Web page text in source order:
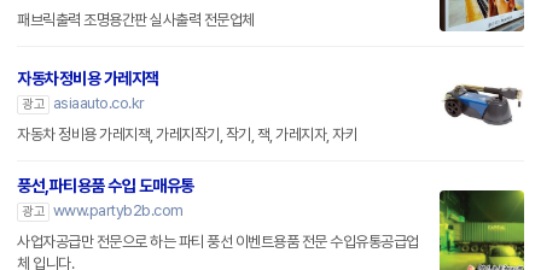
패브릭출력 조명용간판 실사출력 전문업체
자동차정비용 가레지잭
광고
asiaauto.co.kr
자동차 정비용 가레지잭, 가레지작기, 작기, 잭, 가레지자, 자키
풍선,파티용품 수입 도매유통
광고 www.partyb2b.com
사업자공급만 전문으로 하는 파티 풍선 이벤트용품 전문 수입유통공급업
체 입니다.